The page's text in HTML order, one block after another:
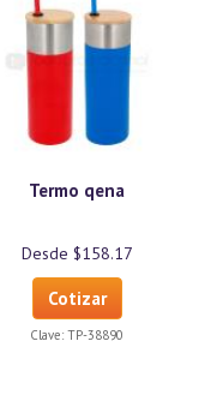
Termo qena
Desde $158.17
Cotizar
Clave: TP-38890